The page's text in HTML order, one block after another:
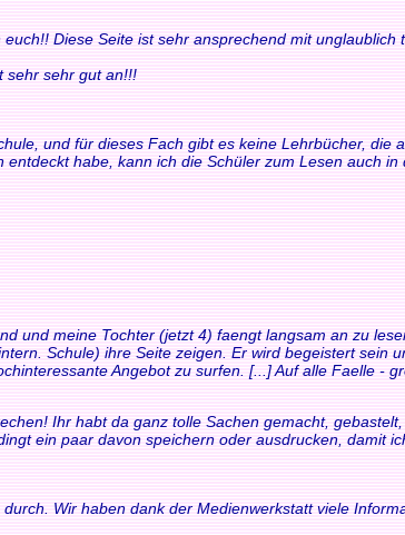
Diese Seite ist sehr ansprechend mit
sehr sehr gut an!!!
und für dieses Fach gibt es keine Lehrbücher, die
habe, kann ich die Schüler zum Lesen auch
und meine Tochter (jetzt 4) faengt langsam an zu
Schule) ihre Seite zeigen. Er wird begeistert sein
Angebot zu surfen. [...] Auf alle Faelle -
Ihr habt da ganz tolle Sachen gemacht,
ein paar davon speichern oder ausdrucken, damit
Wir haben dank der Medienwerkstatt viele